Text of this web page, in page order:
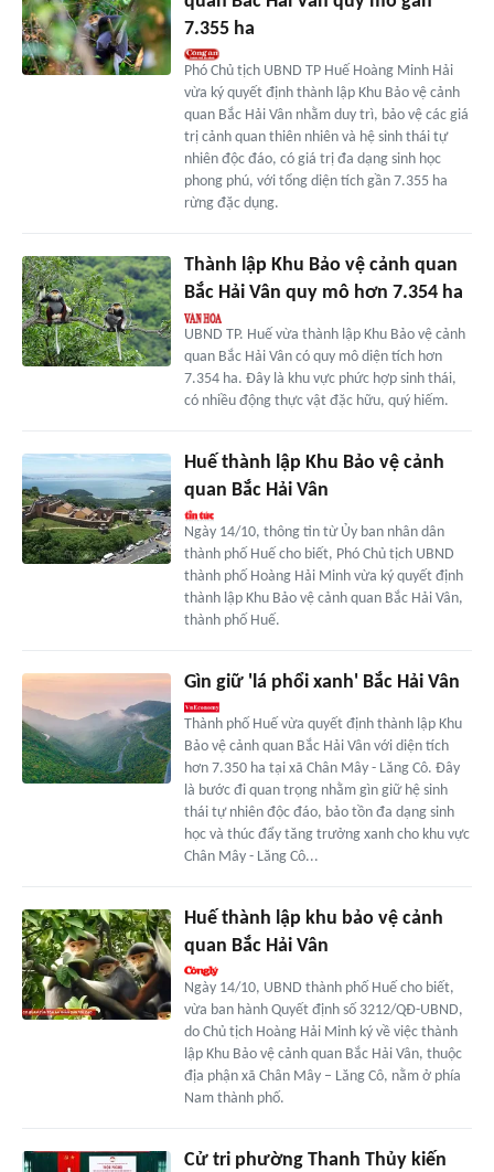
7.355 ha
Phó Chủ tịch UBND TP Huế Hoàng Minh Hải
vừa ký quyết định thành lập Khu Bảo vệ cảnh
quan Bắc Hải Vân nhằm duy trì, bảo vệ các giá
trị cảnh quan thiên nhiên và hệ sinh thái tự
nhiên độc đáo, có giá trị đa dạng sinh học
phong phú, với tổng diện tích gần 7.355 ha
rừng đặc dụng.
Thành lập Khu Bảo vệ cảnh quan
Bắc Hải Vân quy mô hơn 7.354 ha
UBND TP. Huế vừa thành lập Khu Bảo vệ cảnh
quan Bắc Hải Vân có quy mô diện tích hơn
7.354 ha. Đây là khu vực phức hợp sinh thái,
có nhiều động thực vật đặc hữu, quý hiếm.
Huế thành lập Khu Bảo vệ cảnh
quan Bắc Hải Vân
Ngày 14/10, thông tin từ Ủy ban nhân dân
thành phố Huế cho biết, Phó Chủ tịch UBND
thành phố Hoàng Hải Minh vừa ký quyết định
thành lập Khu Bảo vệ cảnh quan Bắc Hải Vân,
thành phố Huế.
Gìn giữ 'lá phổi xanh' Bắc Hải Vân
Thành phố Huế vừa quyết định thành lập Khu
Bảo vệ cảnh quan Bắc Hải Vân với diện tích
hơn 7.350 ha tại xã Chân Mây - Lăng Cô. Đây
là bước đi quan trọng nhằm gìn giữ hệ sinh
thái tự nhiên độc đáo, bảo tồn đa dạng sinh
học và thúc đẩy tăng trưởng xanh cho khu vực
Chân Mây - Lăng Cô...
Huế thành lập khu bảo vệ cảnh
quan Bắc Hải Vân
Ngày 14/10, UBND thành phố Huế cho biết,
vừa ban hành Quyết định số 3212/QĐ-UBND,
do Chủ tịch Hoàng Hải Minh ký về việc thành
lập Khu Bảo vệ cảnh quan Bắc Hải Vân, thuộc
địa phận xã Chân Mây – Lăng Cô, nằm ở phía
Nam thành phố.
Cử tri phường Thanh Thủy kiến